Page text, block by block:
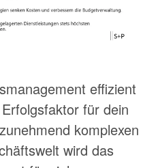
effizient
für dein
komplexen
wird das